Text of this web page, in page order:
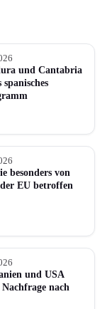
und Cantabria
spanisches
besonders von
EU betroffen
und USA
nach